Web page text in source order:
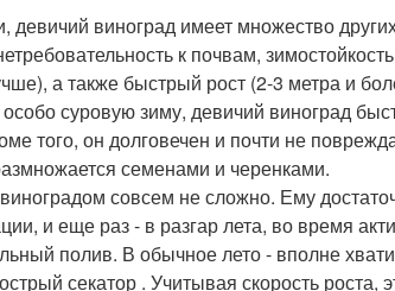
виноград имеет множество
к почвам,
а также быстрый рост (2-3 метра и
суровую зиму, девичий виноград
того, он долговечен и почти не
семенами и черенками.
совсем не сложно. Ему
и еще раз - в разгар лета, во время
полив. В обычное лето - вполне
секатор . Учитывая скорость